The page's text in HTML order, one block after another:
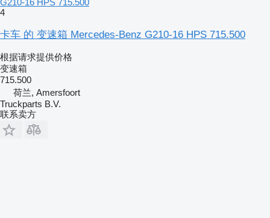
4
卡车 的 变速箱 Mercedes-Benz G210-16 HPS 715.500
根据请求提供价格
变速箱
715.500
荷兰, Amersfoort
Truckparts B.V.
联系卖方